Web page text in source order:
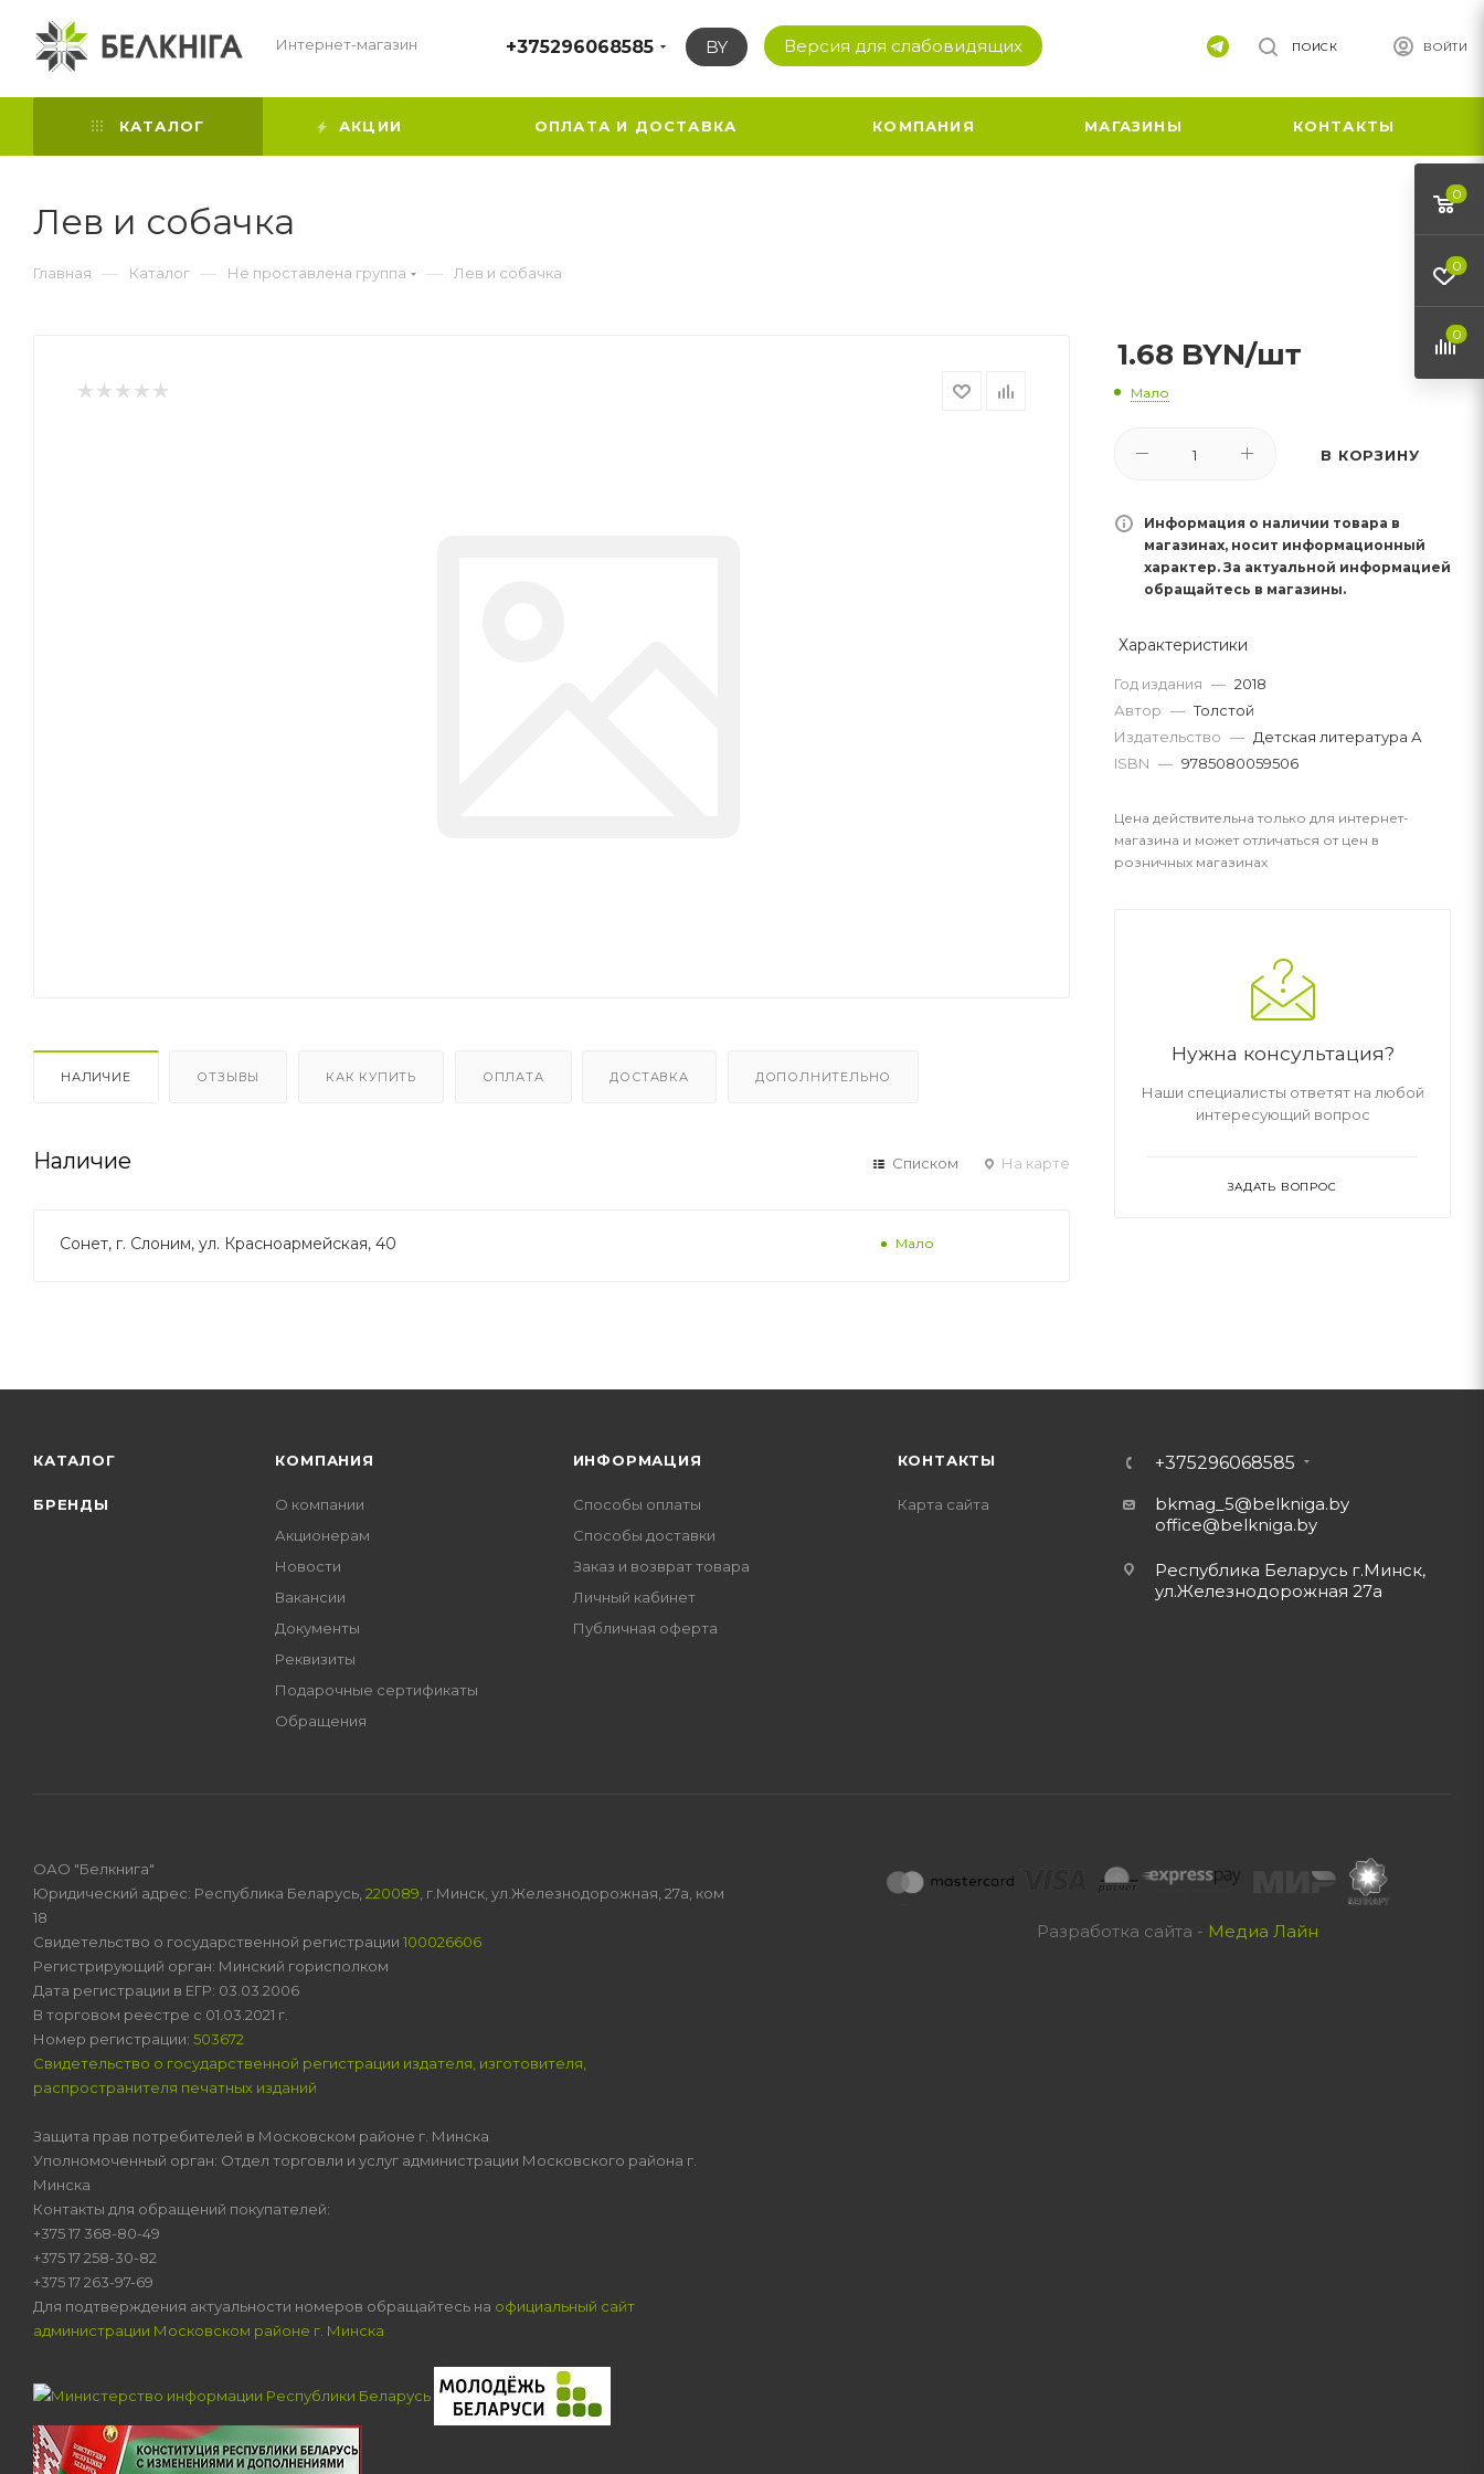
Интернет-магазин +375296068585 BY Версия для слабовидящих ВОЙТИ
ПОИСК
КАТАЛОГ АКЦИИ ОПЛАТА И ДОСТАВКА КОМПАНИЯ МАГАЗИНЫ КОНТАКТЫ
Лев и собачка
Главная — Каталог — Не проставлена группа — Лев и собачка
НАЛИЧИЕ ОТЗЫВЫ КАК КУПИТЬ ОПЛАТА ДОСТАВКА ДОПОЛНИТЕЛЬНО
Наличие Списком На карте
Сонет, г. Слоним, ул. Красноармейская, 40 Мало
1.68 BYN/шт
Мало
В КОРЗИНУ
Информация о наличии товара в
магазинах, носит информационный
характер. За актуальной информацией
обращайтесь в магазины.
Характеристики
Год издания — 2018
Автор — Толстой
Издательство — Детская литература А
ISBN — 9785080059506
Цена действительна только для интернет-
магазина и может отличаться от цен в
розничных магазинах
Нужна консультация?
Наши специалисты ответят на любой
интересующий вопрос
ЗАДАТЬ ВОПРОС
КАТАЛОГ
БРЕНДЫ
КОМПАНИЯ
О компании
Акционерам
Новости
Вакансии
Документы
Реквизиты
Подарочные сертификаты
Обращения
ИНФОРМАЦИЯ
Способы оплаты
Способы доставки
Заказ и возврат товара
Личный кабинет
Публичная оферта
КОНТАКТЫ
Карта сайта
+375296068585
bkmag_5@belkniga.by
office@belkniga.by
Республика Беларусь г.Минск,
ул.Железнодорожная 27а
Разработка сайта - Медиа Лайн
ОАО "Белкнига"
Юридический адрес: Республика Беларусь, 220089 , г.Минск, ул.Железнодорожная, 27а, ком
18
Свидетельство о государственной регистрации 100026606
Регистрирующий орган: Минский горисполком
Дата регистрации в ЕГР: 03.03.2006
В торговом реестре с 01.03.2021 г.
Номер регистрации: 503672
Свидетельство о государственной регистрации издателя, изготовителя,
распространителя печатных изданий
Защита прав потребителей в Московском районе г. Минска
Уполномоченный орган: Отдел торговли и услуг администрации Московского района г.
Минска
Контакты для обращений покупателей:
+375 17 368-80-49
+375 17 258-30-82
+375 17 263-97-69
Для подтверждения актуальности номеров обращайтесь на официальный сайт
администрации Московском районе г. Минска
0
0
0